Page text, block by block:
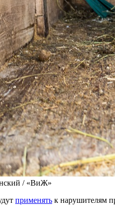
/ «ВиЖ»
применять к нарушителям